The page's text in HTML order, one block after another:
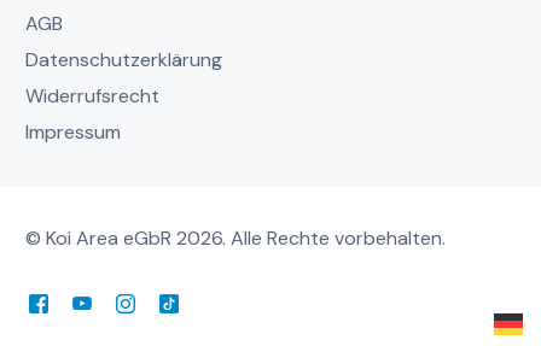
AGB
Datenschutzerklärung
Widerrufsrecht
Impressum
© Koi Area eGbR 2026. Alle Rechte vorbehalten.